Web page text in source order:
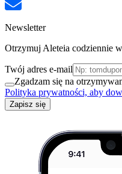
Newsletter
Otrzymuj Aleteia codziennie
Twój adres e-mail
Zgadzam się na
Polityka prywatności, aby
Zapisz się